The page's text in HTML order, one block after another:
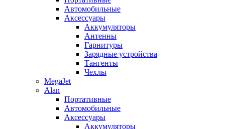
Автомобильные
Аксессуары
Аккумуляторы
Антенны
Гарнитуры
Зарядные устройства
Тангенты
Чехлы
MegaJet
Alan
Портативные
Автомобильные
Аксессуары
Аккумуляторы